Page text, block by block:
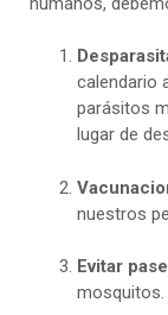
calendario
parásitos
lugar de
nuestros
Evitar
mosquitos.